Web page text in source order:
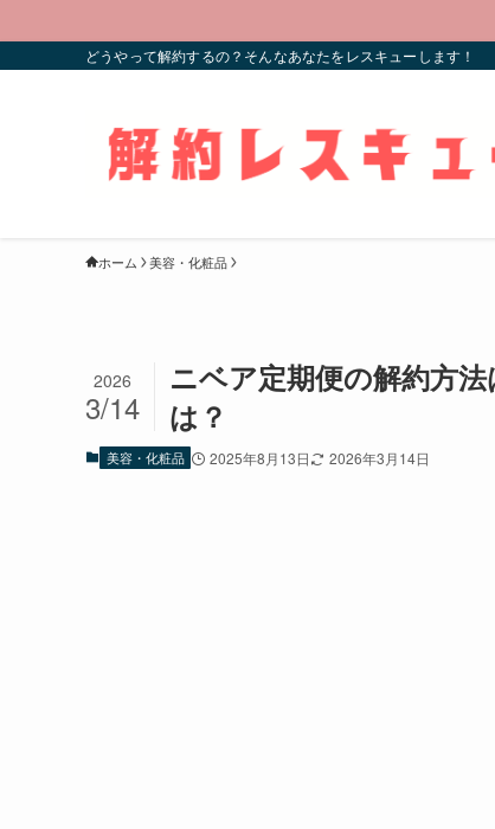
どうやって解約するの？そんなあなたをレスキューします！
ホーム 美容・化粧品
ニベア定期便の解約方
は？
2026
3/14
美容・化粧品 2025年8月13日 2026年3月14日